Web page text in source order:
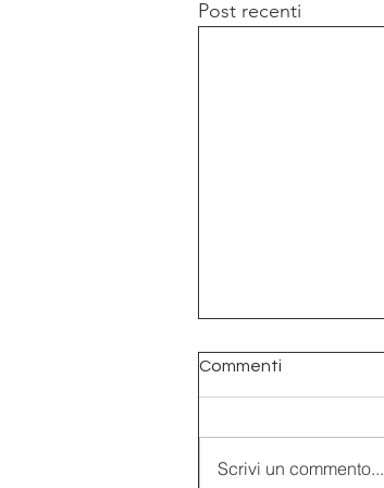
Post recenti
Commenti
Scrivi un commento...